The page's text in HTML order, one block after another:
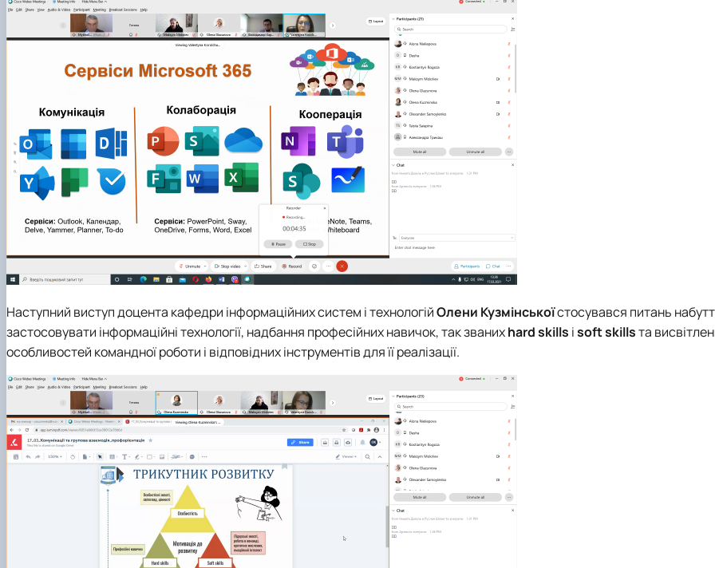
Наступний виступ доцента кафедри інформаційних систем і технологійОлени Кузмінськоїстосувався питань
застосовувати інформаційні технології, надбання професійних навичок, так званихhard skills іsoft skillsта
особливостей командної роботи і відповідних інструментів для її реалізації.